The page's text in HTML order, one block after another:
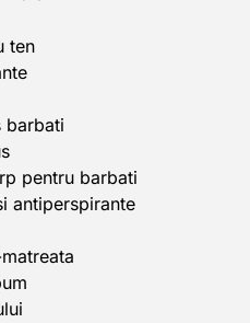
ten
barbati
pentru barbati
antiperspirante